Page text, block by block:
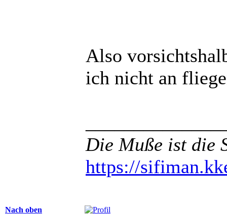
Also
ich nicht an
Die Muße ist die
https://
Nach oben